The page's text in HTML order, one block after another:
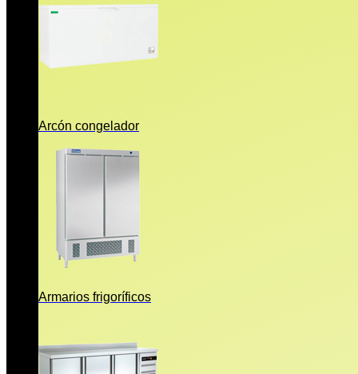
Arcón congelador
Armarios frigoríficos